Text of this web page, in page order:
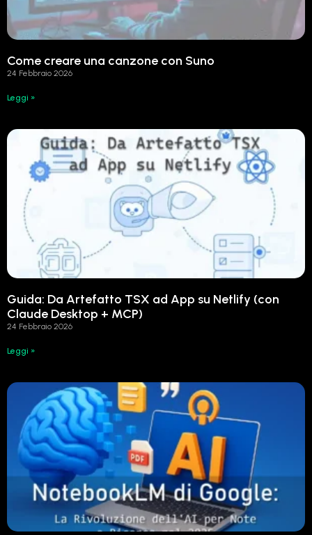
Come creare una canzone con Suno
24 Febbraio 2026
Leggi »
Guida: Da Artefatto TSX ad App su Netlify (con
Claude Desktop + MCP)
24 Febbraio 2026
Leggi »